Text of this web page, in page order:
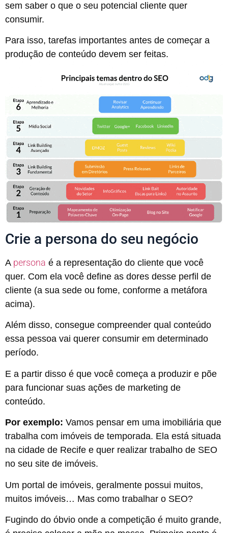
sem saber o que o seu potencial cliente quer
consumir.
Para isso, tarefas importantes antes de começar a
produção de conteúdo devem ser feitas.
Crie a persona do seu negócio
A persona é a representação do cliente que você
quer. Com ela você define as dores desse perfil de
cliente (a sua sede ou fome, conforme a metáfora
acima).
Além disso, consegue compreender qual conteúdo
essa pessoa vai querer consumir em determinado
período.
E a partir disso é que você começa a produzir e põe
para funcionar suas ações de marketing de
conteúdo.
Por exemplo: Vamos pensar em uma imobiliária que
trabalha com imóveis de temporada. Ela está situada
na cidade de Recife e quer realizar trabalho de SEO
no seu site de imóveis.
Um portal de imóveis, geralmente possui muitos,
muitos imóveis… Mas como trabalhar o SEO?
Fugindo do óbvio onde a competição é muito grande,